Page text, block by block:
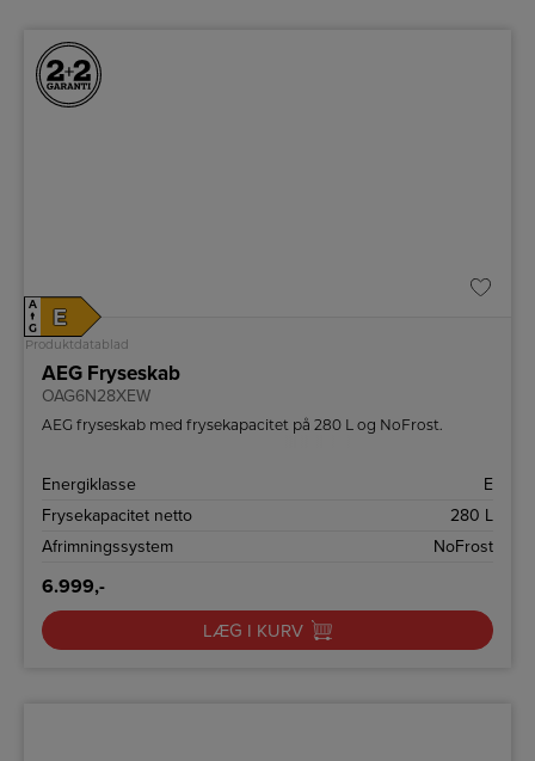
A
↑
G
E
Produktdatablad
AEG Fryseskab
OAG6N28XEW
AEG fryseskab med frysekapacitet på 280 L og NoFrost.
Energiklasse
E
Frysekapacitet netto
280 L
Afrimningssystem
NoFrost
6.999,-
LÆG I KURV